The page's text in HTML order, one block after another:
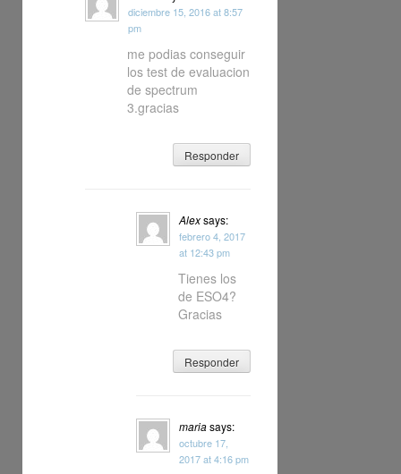
diciembre 15, 2016 at 8:57
pm
me podias conseguir
los test de evaluacion
de spectrum
3.gracias
Responder
Alexsays:
febrero 4, 2017
at 12:43 pm
Tienes los
de ESO4?
Gracias
Responder
mariasays:
octubre 17,
2017 at 4:16 pm